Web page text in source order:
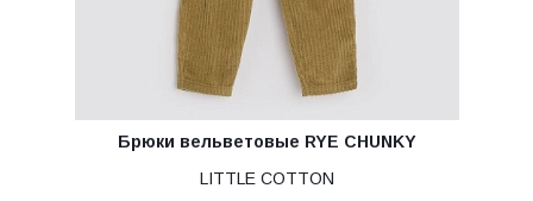
Брюки вельветовые RYE CHUNKY
LITTLE COTTON